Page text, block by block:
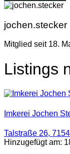
jochen.stecker
Mitglied seit 18.
Listings
Imkerei Jochen
Talstraße 26,
Hinzugefügt am: